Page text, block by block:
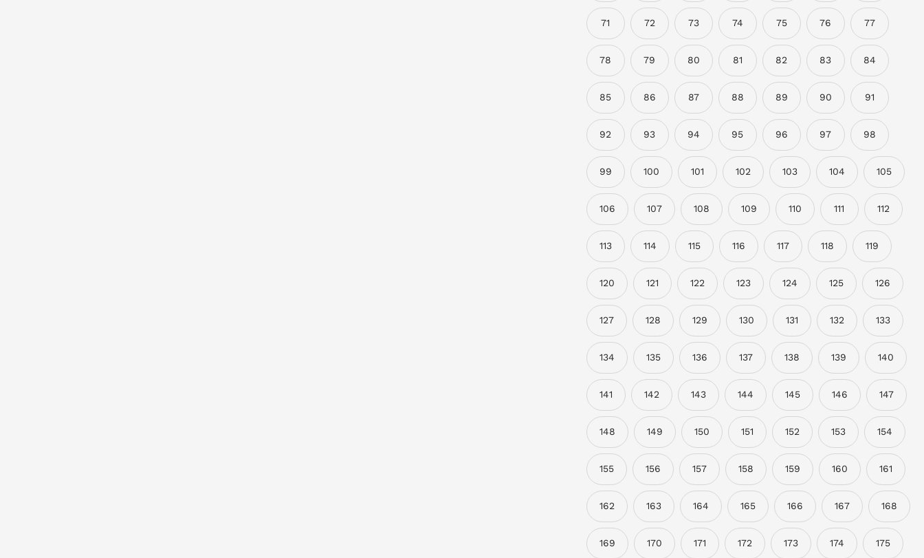
71 72 73 74 75 76 77
78 79 80 81 82 83 84
85 86 87 88 89 90 91
92 93 94 95 96 97 98
99 100 101 102 103 104 105
106 107 108 109 110 111 112
113 114 115 116 117 118 119
120 121 122 123 124 125 126
127 128 129 130 131 132 133
134 135 136 137 138 139 140
141 142 143 144 145 146 147
148 149 150 151 152 153 154
155 156 157 158 159 160 161
162 163 164 165 166 167 168
169 170 171 172 173 174 175